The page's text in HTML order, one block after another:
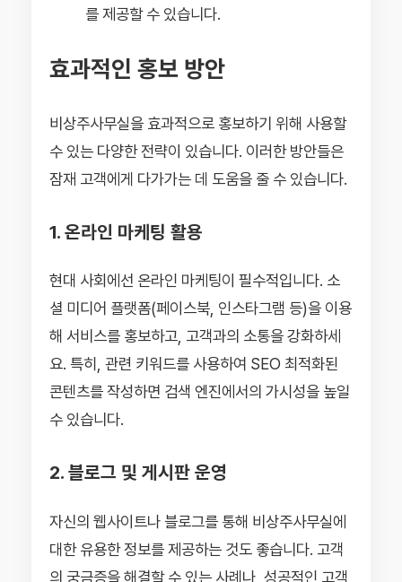
를 제공할 수 있습니다.
효과적인 홍보 방안
비상주사무실을 효과적으로 홍보하기 위해 사용할
수 있는 다양한 전략이 있습니다. 이러한 방안들은
잠재 고객에게 다가가는 데 도움을 줄 수 있습니다.
1. 온라인 마케팅 활용
현대 사회에선 온라인 마케팅이 필수적입니다. 소
셜 미디어 플랫폼(페이스북, 인스타그램 등)을 이용
해 서비스를 홍보하고, 고객과의 소통을 강화하세
요. 특히, 관련 키워드를 사용하여 SEO 최적화된
콘텐츠를 작성하면 검색 엔진에서의 가시성을 높일
수 있습니다.
2. 블로그 및 게시판 운영
자신의 웹사이트나 블로그를 통해 비상주사무실에
대한 유용한 정보를 제공하는 것도 좋습니다. 고객
의 궁금증을 해결할 수 있는 사례나, 성공적인 고객